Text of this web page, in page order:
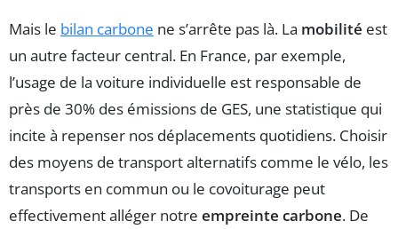
Mais le bilan carbone ne s’arrête pas là. La mobilité est
un autre facteur central. En France, par exemple,
l’usage de la voiture individuelle est responsable de
près de 30% des émissions de GES, une statistique qui
incite à repenser nos déplacements quotidiens. Choisir
des moyens de transport alternatifs comme le vélo, les
transports en commun ou le covoiturage peut
effectivement alléger notre empreinte carbone. De